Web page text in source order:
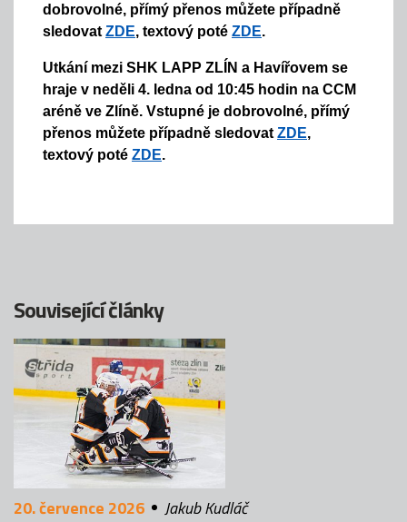
dobrovolné, přímý přenos můžete případně
sledovat ZDE, textový poté ZDE.
Utkání mezi SHK LAPP ZLÍN a Havířovem se
hraje v neděli 4. ledna od 10:45 hodin na CCM
aréně ve Zlíně. Vstupné je dobrovolné, přímý
přenos můžete případně sledovat ZDE,
textový poté ZDE.
Související články
20. července 2026 Jakub Kudláč